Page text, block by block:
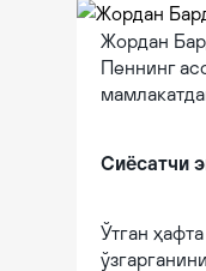
Жордан
Пеннинг
Сиёсатчи
Ўтган